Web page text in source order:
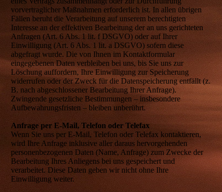
vorvertraglicher Maßnahmen erforderlich ist. In allen übrigen
Fällen beruht die Verarbeitung auf unserem berechtigten
Interesse an der effektiven Bearbeitung der an uns gerichteten
Anfragen (Art. 6 Abs. 1 lit. f DSGVO) oder auf Ihrer
Einwilligung (Art. 6 Abs. 1 lit. a DSGVO) sofern diese
abgefragt wurde. Die von Ihnen im Kontaktformular
eingegebenen Daten verbleiben bei uns, bis Sie uns zur
Löschung auffordern, Ihre Einwilligung zur Speicherung
widerrufen oder der Zweck für die Datenspeicherung entfällt (z.
B. nach abgeschlossener Bearbeitung Ihrer Anfrage).
Zwingende gesetzliche Bestimmungen – insbesondere
Aufbewahrungsfristen – bleiben unberührt.
Anfrage per E-Mail, Telefon oder Telefax
Wenn Sie uns per E-Mail, Telefon oder Telefax kontaktieren,
wird Ihre Anfrage inklusive aller daraus hervorgehenden
personenbezogenen Daten (Name, Anfrage) zum Zwecke der
Bearbeitung Ihres Anliegens bei uns gespeichert und
verarbeitet. Diese Daten geben wir nicht ohne Ihre
Einwilligung weiter.